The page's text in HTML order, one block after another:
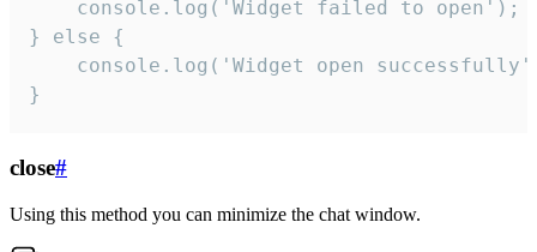
    console.log('Widget failed to open');
} else {
console.log('Widget open
}
close#
Using this method you can minimize the chat window.